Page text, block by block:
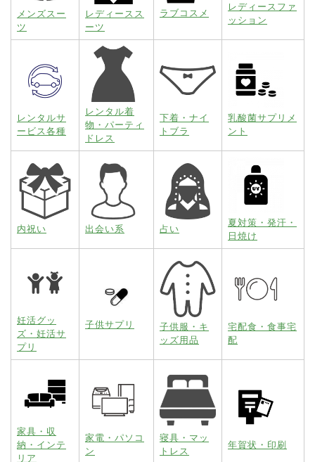
メンズスー
ツ
レディースス
ーツ
ラブコスメ
レディースファ
ッション
レンタルサ
ービス各種
レンタル着
物・パーティ
ドレス
下着・ナイ
トブラ
乳酸菌サプリメ
ント
内祝い 出会い系 占い
夏対策・発汗・
日焼け
妊活グッ
ズ・妊活サ
プリ
子供サプリ
子供服・キ
ッズ用品
宅配食・食事宅
配
家具・収
納・インテ
リア
家電・パソコ
ン
寝具・マッ
トレス
年賀状・印刷